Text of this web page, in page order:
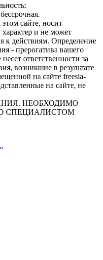
сайте, носит
и не может
к действиям. Определение
- прерогатива вашего
ответственности за
возникшие в результате
на сайте freesia-
на сайте, не
НЕОБХОДИМО
СПЕЦИАЛИСТОМ